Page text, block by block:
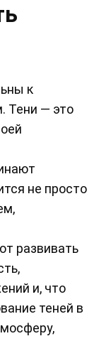
к
Тени — это
не просто
развивать
и, что
теней в